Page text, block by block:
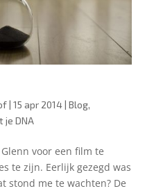
| 15 apr 2014| Blog,
je DNA
voor een film te
te zijn. Eerlijk gezegd was
stond me te wachten? De